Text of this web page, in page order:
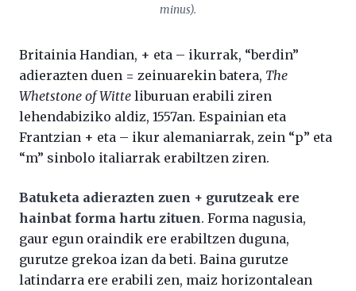
minus).
Britainia Handian, + eta – ikurrak, “berdin”
adierazten duen = zeinuarekin batera, The
Whetstone of Witte liburuan erabili ziren
lehendabiziko aldiz, 1557an. Espainian eta
Frantzian + eta – ikur alemaniarrak, zein “p” eta
“m” sinbolo italiarrak erabiltzen ziren.
Batuketa adierazten zuen + gurutzeak ere
hainbat forma hartu zituen. Forma nagusia,
gaur egun oraindik ere erabiltzen duguna,
gurutze grekoa izan da beti. Baina gurutze
latindarra ere erabili zen, maiz horizontalean